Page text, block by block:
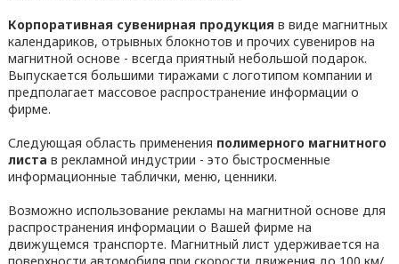
Корпоративная сувенирная продукция в виде магнитных
календариков, отрывных блокнотов и прочих сувениров на
магнитной основе - всегда приятный небольшой подарок.
Выпускается большими тиражами с логотипом компании и
предполагает массовое распространение информации о
фирме.
Следующая область применения полимерного магнитного
листа в рекламной индустрии - это быстросменные
информационные таблички, меню, ценники.
Возможно использование рекламы на магнитной основе для
распространения информации о Вашей фирме на
движущемся транспорте. Магнитный лист удерживается на